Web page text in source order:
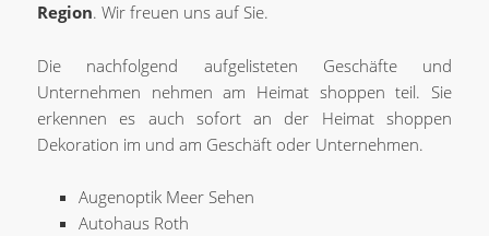
Region. Wir freuen uns auf Sie.
Die nachfolgend aufgelisteten Geschäfte und
Unternehmen nehmen am Heimat shoppen teil. Sie
erkennen es auch sofort an der Heimat shoppen
Dekoration im und am Geschäft oder Unternehmen.
Augenoptik Meer Sehen
Autohaus Roth